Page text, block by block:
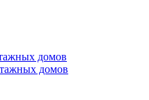
домов
домов